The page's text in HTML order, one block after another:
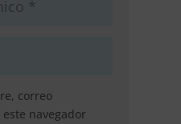
correo
navegador